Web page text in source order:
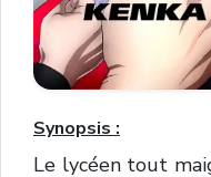
Synopsis :
Le lycéen tout